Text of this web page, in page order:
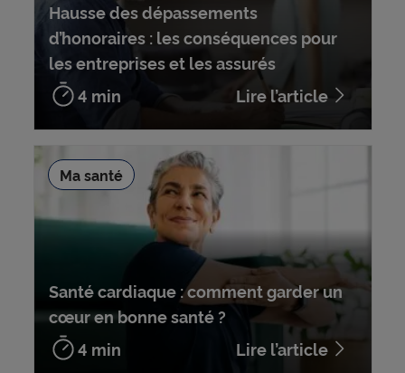
Hausse des dépassements
d’honoraires : les conséquences pour
les entreprises et les assurés
4 min
Lire l’article
Santé cardiaque : comment garder un
cœur en bonne santé ?
4 min
Lire l’article
Ma santé